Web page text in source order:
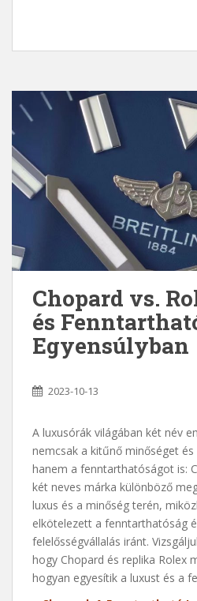
Chopard vs.
és
Egyensúlyban
2023-10-13
A luxusórák világában két név
nemcsak a kitűnő minőséget és
hanem a fenntarthatóságot is:
két neves márka különböző
luxus és a minőség terén,
elkötelezett a fenntarthatóság
felelősségvállalás iránt.
hogy Chopard és replika Rolex
hogyan egyesítik a luxust és a